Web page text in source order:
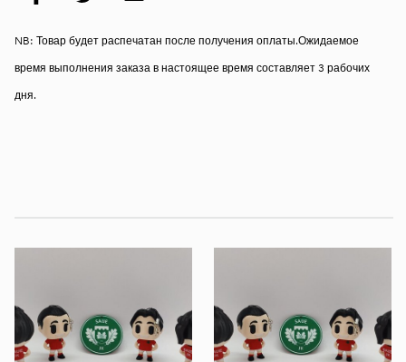
NB: Товар будет распечатан после получения оплаты.Ожидаемое
время выполнения заказа в настоящее время составляет 3 рабочих
дня.